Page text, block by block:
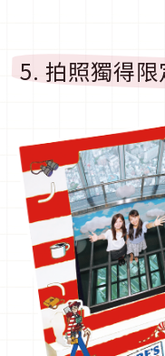
5. 拍照獨得